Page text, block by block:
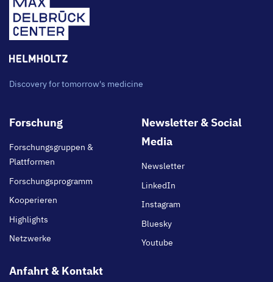
Discovery for tomorrow's medicine
Footer
Forschung
Forschungsgruppen &
Plattformen
Forschungsprogramm
Kooperieren
Highlights
Netzwerke
Newsletter & Social
Media
Newsletter
LinkedIn
Instagram
Bluesky
Youtube
Anfahrt & Kontakt